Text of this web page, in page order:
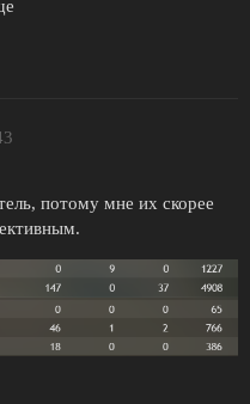
потому мне их скорее